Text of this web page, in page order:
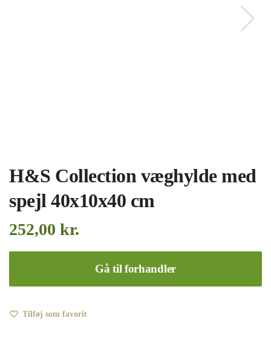
H&S Collection væghylde med
spejl 40x10x40 cm
252,00 kr.
Gå til forhandler
Tilføj som favorit